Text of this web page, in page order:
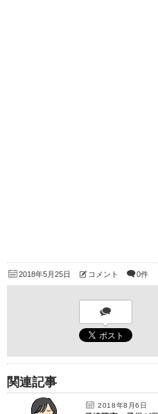
2018年5月25日 コメント 0件
関連記事
2018年8月6日